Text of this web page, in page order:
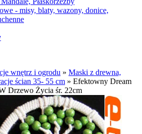
- misy, blaty, wazony, donice,
wnętrz i ogrodu » Maski z drewna,
ścian 35- 55 cm » Efektowny Dream
Drzewo Życia śr. 22cm